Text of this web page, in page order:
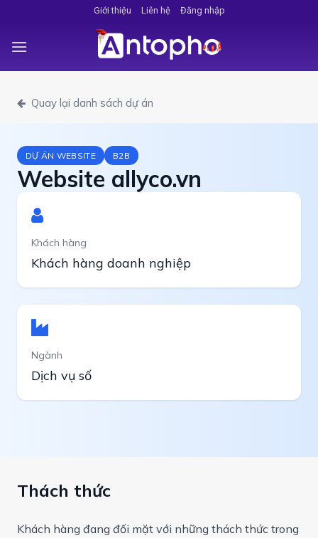
nội
Giới thiệu Liên hệ Đăng nhập
Quay lại danh sách dự án
DỰ ÁN WEBSITE B2B
Website allyco.vn
Khách hàng
Khách hàng doanh nghiệp
Ngành
Dịch vụ số
Thách thức
Khách hàng đang đối mặt với những thách thức trong